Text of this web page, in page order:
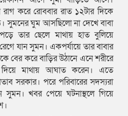
করে রোববার রাত ১২টার দিকে
সুমনের ঘুম আসছিলো না দেখে বাবা
তার ছেলে মাথায় হাত বুলিয়ে
যান সুমন। একপর্যায়ে তার বাবার
বের করে বাড়ির উঠানে এনে শরীরে
মাথায় আঘাত করেন। এতে
সরকার। পরে পরিবারের সদস্যরা
সুমন। খবর পেয়ে ঘটনাস্থলে গিয়ে